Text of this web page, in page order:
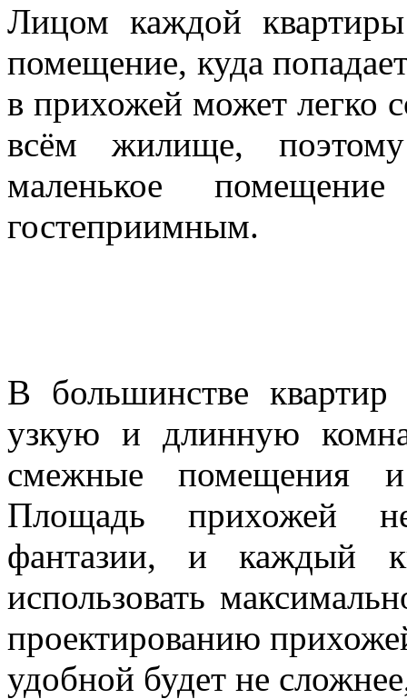
Лицом каждой
помещение, куда
в прихожей может легко
всём жилище,
маленькое
гостеприимным.
В большинстве квартир
узкую и длинную
смежные помещения
Площадь прихожей не
фантазии, и каждый
использовать
проектированию
удобной будет не